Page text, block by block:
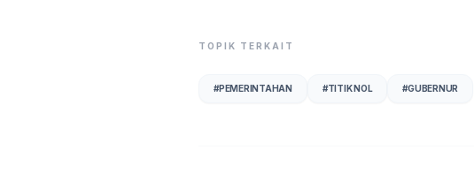
TOPIK TERKAIT
#PEMERINTAHAN #TITIK NOL #GUBERNUR